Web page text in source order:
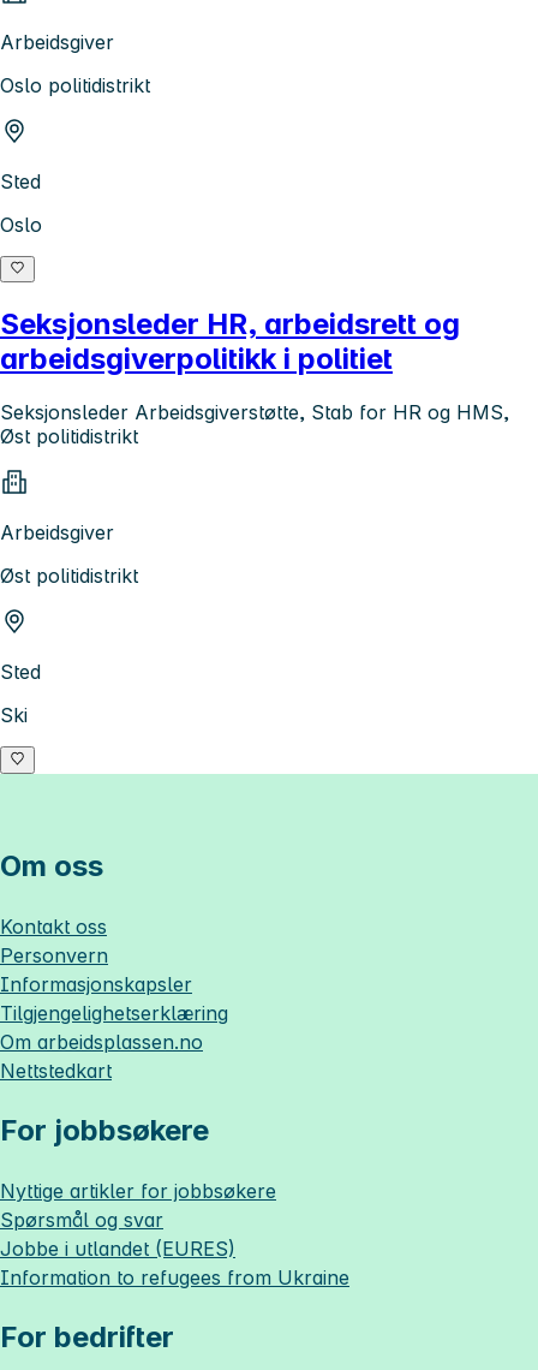
Arbeidsgiver
Oslo politidistrikt
Sted
Oslo
Seksjonsleder HR, arbeidsrett og
arbeidsgiverpolitikk i politiet
Seksjonsleder Arbeidsgiverstøtte, Stab for HR og HMS,
Øst politidistrikt
Arbeidsgiver
Øst politidistrikt
Sted
Ski
Om oss
Kontakt oss
Personvern
Informasjonskapsler
Tilgjengelighetserklæring
Om arbeidsplassen.no
Nettstedkart
For jobbsøkere
Nyttige artikler for jobbsøkere
Spørsmål og svar
Jobbe i utlandet (EURES)
Information to refugees from Ukraine
For bedrifter